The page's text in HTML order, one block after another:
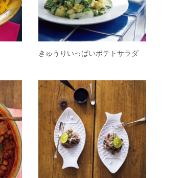
きゅうりいっぱいポテトサラダ